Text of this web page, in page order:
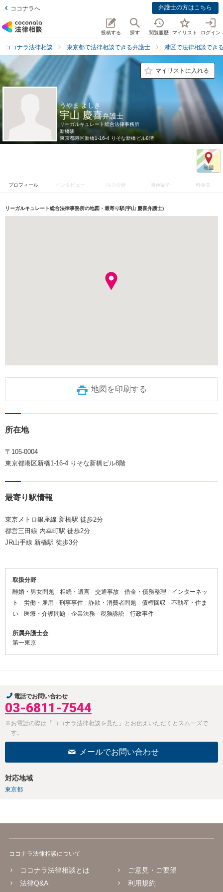
ココナラへ 弁護士の方はこちら
投稿する 探す 閲覧履歴 マイリスト ログイン
ココナラ法律相談 東京都で法律相談できる弁護士 港区で法律相談でき
マイリストに入れる
うやま よしき
宇山 慶喜弁護士
リーガルキュレート総合法律事務所
新橋駅
東京都港区新橋1-16-4 りそな新橋ビル8階
プロフィール インタビュー 注力分野 事例紹介 料金表
リーガルキュレート総合法律事務所の地図・最寄り駅(宇山 慶喜弁護士)
地図を印刷する
所在地
〒105-0004
東京都港区新橋1-16-4 りそな新橋ビル8階
最寄り駅情報
東京メトロ銀座線 新橋駅 徒歩2分
都営三田線 内幸町駅 徒歩2分
JR山手線 新橋駅 徒歩3分
取扱分野
離婚・男女問題
相続・遺言 交通事故 借金・債務整理
インターネッ
ト
労働・雇用 刑事事件 詐欺・消費者問題 債権回収
不動産・住ま
い
医療・介護問題 企業法務 税務訴訟 行政事件
所属弁護士会
第一東京
電話でお問い合わせ
03-6811-7544
※お電話の際は「ココナラ法律相談を見た」とお伝えいただくとスムーズで
す。
メールでお問い合わせ
対応地域
東京都
ココナラ法律相談について
ココナラ法律相談とは
法律Q&A
ご意見・ご要望
利用規約